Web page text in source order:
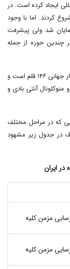
ایجاد کرده است. در
کردند. اما با وجود
شد ولی پیشرفت
چندین حوزه از جمله
در حال حاضر تعداد داروهای زیست فناوری موجود در بازار جهانی ۱۴۶ قلم است و
۲۰ دارو در بازار ایران موجود است که ۴ دارو منوکلونال آنتی بادی و
که در مراحل مختلف
در جدول زیر مشهود
ایران
مزمن کلیه
مزمن کلیه